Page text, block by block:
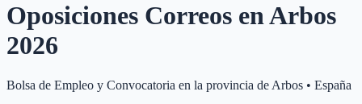
Oposiciones Correos enArbos
2026
Bolsa de Empleo y Convocatoria en la provincia de Arbos • España